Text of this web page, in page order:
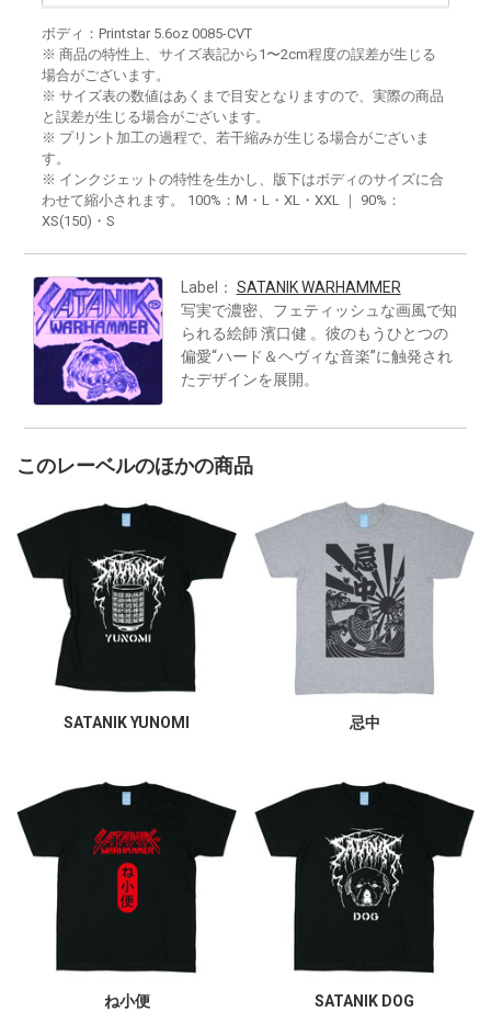
ボディ：Printstar 5.6oz 0085-CVT
※ 商品の特性上、サイズ表記から1〜2cm程度の誤差が生じる
場合がございます。
※ サイズ表の数値はあくまで目安となりますので、実際の商品
と誤差が生じる場合がございます。
※ プリント加工の過程で、若干縮みが生じる場合がございま
す。
※ インクジェットの特性を生かし、版下はボディのサイズに合
わせて縮小されます。 100%：M・L・XL・XXL ｜ 90%：
XS(150)・S
Label： SATANIK WARHAMMER
写実で濃密、フェティッシュな画風で知
られる絵師 濱口健 。彼のもうひとつの
偏愛“ハード＆ヘヴィな音楽”に触発され
たデザインを展開。
このレーベルのほかの商品
SATANIK YUNOMI 忌中
ね小便 SATANIK DOG